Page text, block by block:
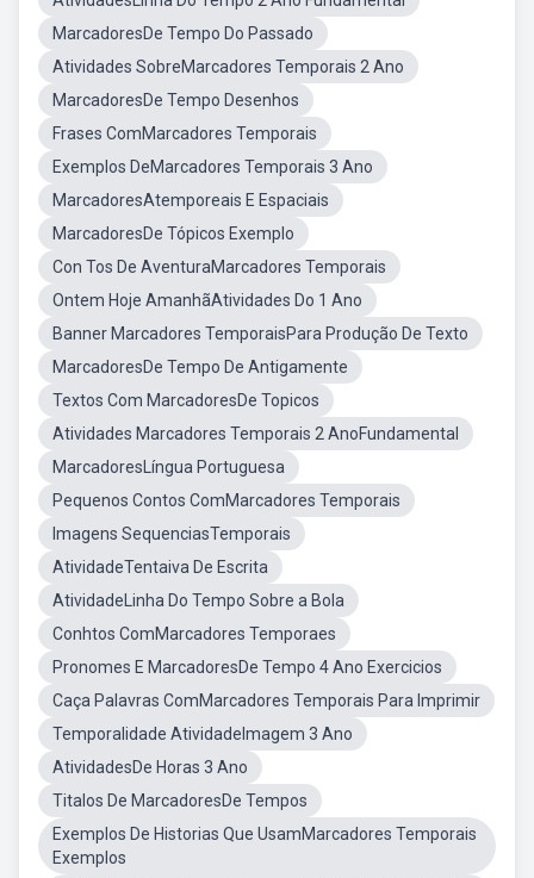
MarcadoresDe Tempo Do Passado
Atividades SobreMarcadores Temporais 2 Ano
MarcadoresDe Tempo Desenhos
Frases ComMarcadores Temporais
Exemplos DeMarcadores Temporais 3 Ano
MarcadoresAtemporeais E Espaciais
MarcadoresDe Tópicos Exemplo
Con Tos De AventuraMarcadores Temporais
Ontem Hoje AmanhãAtividades Do 1 Ano
Banner Marcadores TemporaisPara Produção De Texto
MarcadoresDe Tempo De Antigamente
Textos Com MarcadoresDe Topicos
Atividades Marcadores Temporais 2 AnoFundamental
MarcadoresLíngua Portuguesa
Pequenos Contos ComMarcadores Temporais
Imagens SequenciasTemporais
AtividadeTentaiva De Escrita
AtividadeLinha Do Tempo Sobre a Bola
Conhtos ComMarcadores Temporaes
Pronomes E MarcadoresDe Tempo 4 Ano Exercicios
Caça Palavras ComMarcadores Temporais Para Imprimir
Temporalidade AtividadeImagem 3 Ano
AtividadesDe Horas 3 Ano
Titalos De MarcadoresDe Tempos
Exemplos De Historias Que UsamMarcadores Temporais
Exemplos